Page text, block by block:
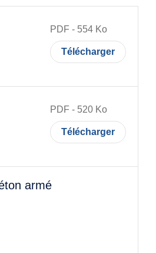
newsletter
PDF - 554 Ko
Télécharger
PDF - 520 Ko
Télécharger
armé